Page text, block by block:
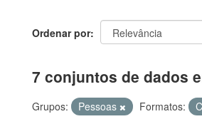
Ordenar por
7 conjuntos de dados
Grupos: Pessoas Formatos: